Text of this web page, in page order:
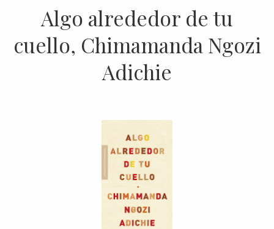
Algo alrededor de tu
cuello, Chimamanda Ngozi
Adichie